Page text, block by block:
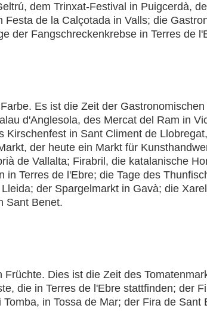
dem Trinxat-Festival in Puigcerdà,
de la Calçotada in Valls; die
der Fangschreckenkrebse in Terres de
Es ist die Zeit der Gastronomischen
d'Anglesola, des Mercat del Ram in
in Sant Climent de
der heute ein Markt für
de Vallalta; Firabril, die katalanische
Terres de l'Ebre; die Tage des
der Spargelmarkt in Gavà; die
Sant Benet.
Dies ist die Zeit des
die in Terres de l'Ebre stattfinden; der
in Tossa de Mar; der Fira de Sant